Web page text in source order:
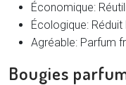
Économique:
Écologique:
Agréable: Parfum
Bougies